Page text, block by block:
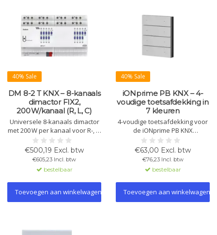
40% Sale
DM 8-2 T KNX – 8-kanaals
dimactor FIX2,
200 W/kanaal (R, L, C)
Universele 8-kanaals dimactor
met 200 W per kanaal voor R-, L-
en C-belastingen. Geschikt voor
LED, halogeen, spaarlampen en
ventilatoren. Met
handbediening en LED-status.
€500,19 Excl. btw
€605,23 Incl. btw
bestelbaar
Toevoegen aan winkelwagen
40% Sale
iONprime PB KNX – 4-
voudige toetsafdekking in
7 kleuren
4-voudige toetsafdekking voor
de iONprime PB KNX
tastsensor-basismodule.
Uitgevoerd in metaal of
hoogwaardig kunststof met
premium afwerking en
duidelijke toetsindeling.
Eenvoudige montage via
betrouwbaar klikmechanisme.
€63,00 Excl. btw
€76,23 Incl. btw
bestelbaar
Toevoegen aan winkelwagen